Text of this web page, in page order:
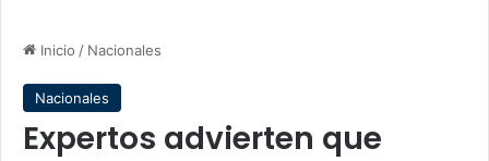
Inicio / Nacionales
Nacionales
Expertos advierten que